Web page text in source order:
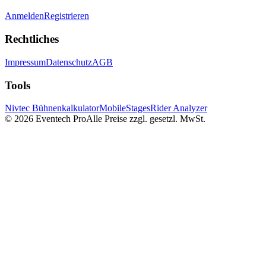
AnmeldenRegistrieren
Rechtliches
ImpressumDatenschutzAGB
Tools
Nivtec BühnenkalkulatorMobileStagesRider Analyzer
© 2026 Eventech ProAlle Preise zzgl. gesetzl. MwSt.